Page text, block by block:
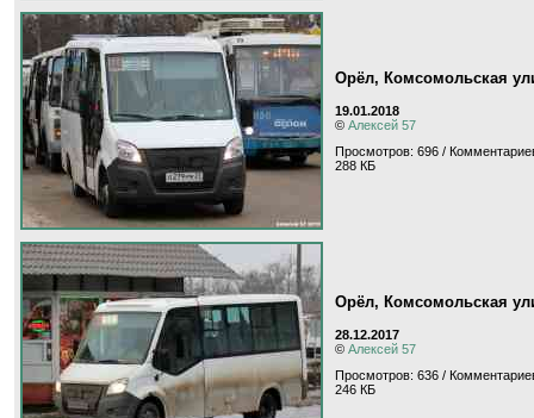
Орёл, Комсомольская
19.01.2018
© Алексей 57
Просмотров: 696 /
288 КБ
Орёл, Комсомольская
28.12.2017
© Алексей 57
Просмотров: 636 /
246 КБ